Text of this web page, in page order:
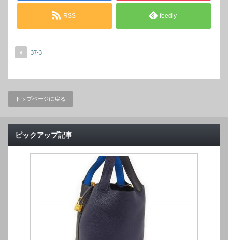
RSS feedly
37-3
トップページに戻る
ピックアップ記事